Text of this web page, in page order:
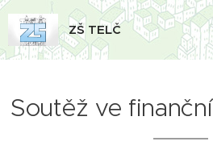
ZŠ TELČ
Soutěž ve